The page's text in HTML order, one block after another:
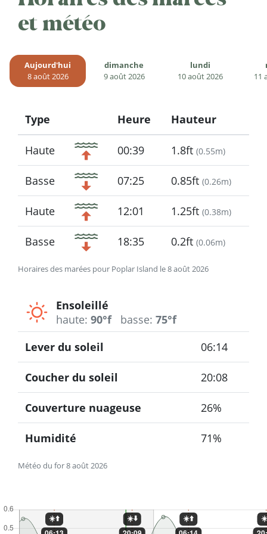
et météo
Aujourd'hui
8 août 2026
dimanche
9 août 2026
lundi
10 août 2026
11
Horaires des marées pour Poplar Island le 8 août 2026
Type
Icon
Heure Hauteur
Haute 00:39 1.8ft (0.55m)
Basse 07:25 0.85ft (0.26m)
Haute 12:01 1.25ft (0.38m)
Basse 18:35 0.2ft (0.06m)
Ensoleillé
haute: 90°f basse: 75°f
Météo du for 8 août 2026
Lever du soleil 06:14
Coucher du soleil 20:08
Couverture nuageuse 26%
Humidité 71%